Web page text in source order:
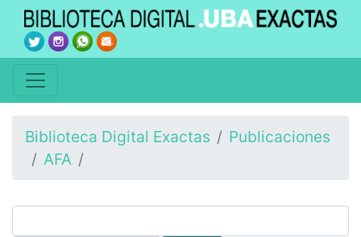
Biblioteca Digital Exactas
Publicaciones
AFA